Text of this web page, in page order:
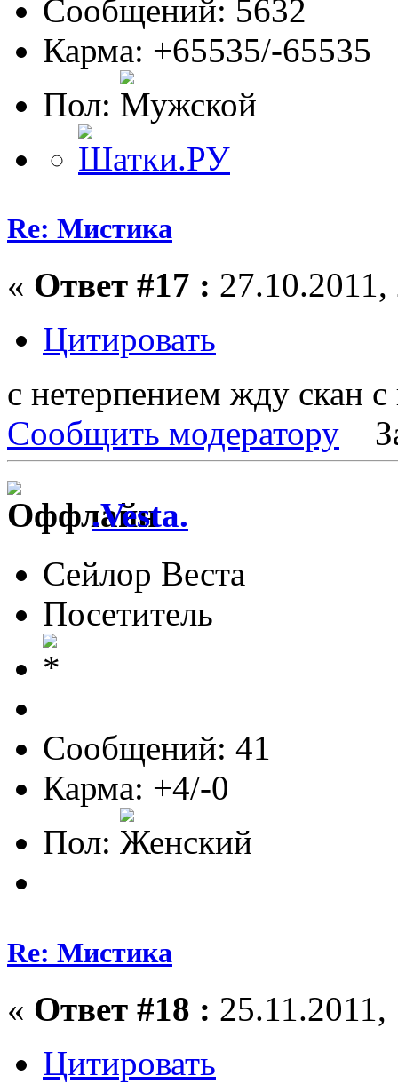
Сообщений: 5632
Карма: +65535/-65535
Пол:
Re: Мистика
« Ответ #17 :
Цитировать
с нетерпением жду скан
Сообщить модератору
.Vesta.
Сейлор Веста
Посетитель
Сообщений: 41
Карма: +4/-0
Пол:
Re: Мистика
« Ответ #18 :
Цитировать